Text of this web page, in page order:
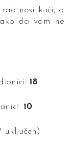
nosi kući, a
da vam ne
18
10
uključen)